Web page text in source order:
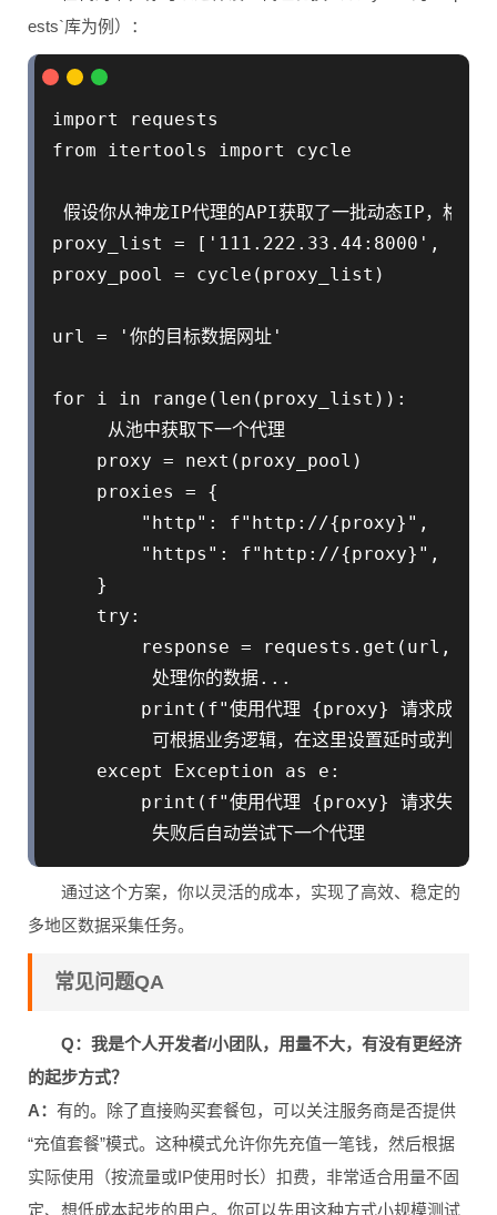
ests`库为例）：
import requests
from itertools import cycle
假设你从神龙IP代理的API获取了一批动态IP，格
proxy_list = ['111.222.33.44:8000',
proxy_pool = cycle(proxy_list)
url = '你的目标数据网址'
for i in range(len(proxy_list)):
     从池中获取下一个代理
    proxy = next(proxy_pool)
    proxies = {
        "http": f"http://{proxy}",
"https": f"http://{proxy}",  注意协
    }
    try:
response = requests.get(url,
         处理你的数据...
        print(f"使用代理 {proxy} 请求成功")
可根据业务逻辑，在这里设置延时或判断，
    except Exception as e:
print(f"使用代理 {proxy} 请求失败:
通过这个方案，你以灵活的成本，实现了高效、稳定的
多地区数据采集任务。
常见问题QA
Q：我是个人开发者/小团队，用量不大，有没有更经济
的起步方式？
A： 有的。除了直接购买套餐包，可以关注服务商是否提供
“充值套餐”模式。这种模式允许你先充值一笔钱，然后根据
实际使用（按流量或IP使用时长）扣费，非常适合用量不固
定、想低成本起步的用户。你可以先用这种方式小规模测试